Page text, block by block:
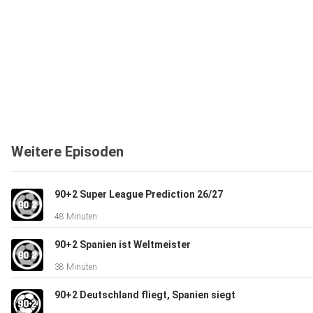
Weitere Episoden
90+2 Super League Prediction 26/27
48 Minuten
90+2 Spanien ist Weltmeister
38 Minuten
90+2 Deutschland fliegt, Spanien siegt